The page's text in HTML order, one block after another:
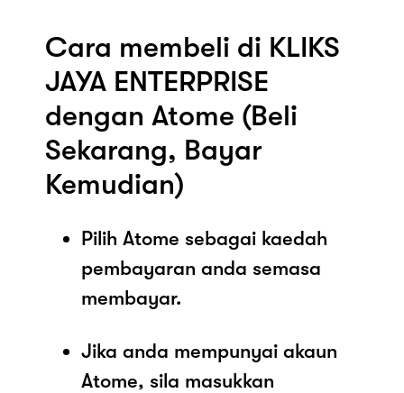
Cara membeli di KLIKS
JAYA ENTERPRISE
dengan Atome (Beli
Sekarang, Bayar
Kemudian)
Pilih Atome sebagai kaedah
pembayaran anda semasa
membayar.
Jika anda mempunyai akaun
Atome, sila masukkan